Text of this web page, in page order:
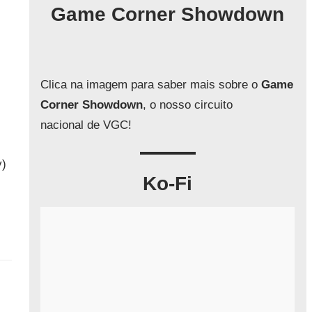
Game Corner Showdown
Clica na imagem para saber mais sobre oGame
Corner Showdown, o nosso circuito
nacional de VGC!
Ko-Fi